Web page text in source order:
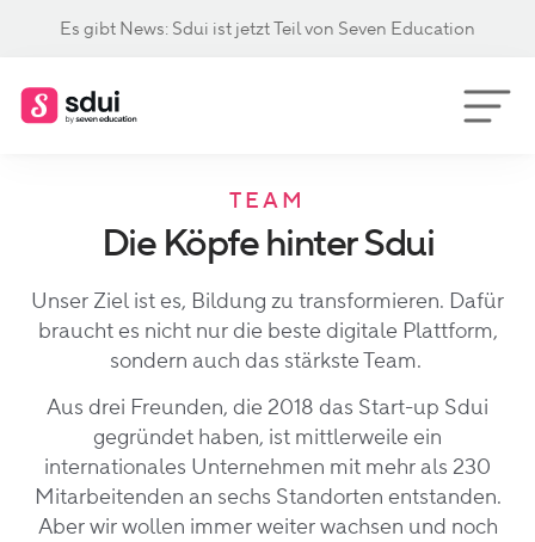
Es gibt News: Sdui ist jetzt Teil von Seven Education
TEAM
Die Köpfe hinter Sdui
Unser Ziel ist es, Bildung zu transformieren. Dafür
braucht es nicht nur die beste digitale Plattform,
sondern auch das stärkste Team.
Aus drei Freunden, die 2018 das Start-up Sdui
gegründet haben, ist mittlerweile ein
internationales Unternehmen mit mehr als 230
Mitarbeitenden an sechs Standorten entstanden.
Aber wir wollen immer weiter wachsen und noch